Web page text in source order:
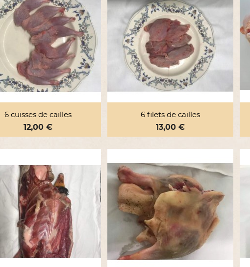
6 cuisses de cailles
Prix
12,00 €
Aperçu rapide
6 filets de cailles
Prix
13,00 €
Aperçu rapide